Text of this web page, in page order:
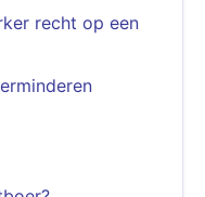
recht op een